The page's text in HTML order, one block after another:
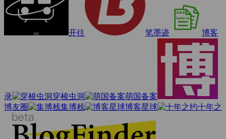
开往 笔墨迹 博客
录 穿梭虫洞
萌国备案
博友圈
集博栈 博客星球 十年之